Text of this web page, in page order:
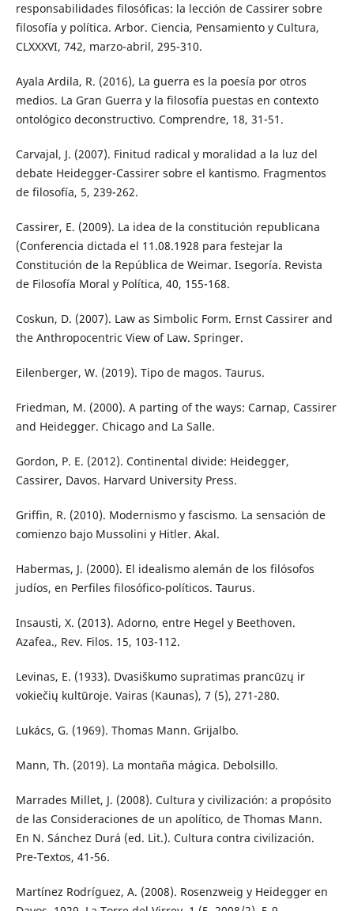
responsabilidades filosóficas: la lección de Cassirer sobre
filosofía y política. Arbor. Ciencia, Pensamiento y Cultura,
CLXXXVI, 742, marzo-abril, 295-310.
Ayala Ardila, R. (2016), La guerra es la poesía por otros
medios. La Gran Guerra y la filosofía puestas en contexto
ontológico deconstructivo. Comprendre, 18, 31-51.
Carvajal, J. (2007). Finitud radical y moralidad a la luz del
debate Heidegger-Cassirer sobre el kantismo. Fragmentos
de filosofía, 5, 239-262.
Cassirer, E. (2009). La idea de la constitución republicana
(Conferencia dictada el 11.08.1928 para festejar la
Constitución de la República de Weimar. Isegoría. Revista
de Filosofía Moral y Política, 40, 155-168.
Coskun, D. (2007). Law as Simbolic Form. Ernst Cassirer and
the Anthropocentric View of Law. Springer.
Eilenberger, W. (2019). Tipo de magos. Taurus.
Friedman, M. (2000). A parting of the ways: Carnap, Cassirer
and Heidegger. Chicago and La Salle.
Gordon, P. E. (2012). Continental divide: Heidegger,
Cassirer, Davos. Harvard University Press.
Griffin, R. (2010). Modernismo y fascismo. La sensación de
comienzo bajo Mussolini y Hitler. Akal.
Habermas, J. (2000). El idealismo alemán de los filósofos
judíos, en Perfiles filosófico-políticos. Taurus.
Insausti, X. (2013). Adorno, entre Hegel y Beethoven.
Azafea., Rev. Filos. 15, 103-112.
Levinas, E. (1933). Dvasiškumo supratimas prancūzų ir
vokiečių kultūroje. Vairas (Kaunas), 7 (5), 271-280.
Lukács, G. (1969). Thomas Mann. Grijalbo.
Mann, Th. (2019). La montaña mágica. Debolsillo.
Marrades Millet, J. (2008). Cultura y civilización: a propósito
de las Consideraciones de un apolítico, de Thomas Mann.
En N. Sánchez Durá (ed. Lit.). Cultura contra civilización.
Pre-Textos, 41-56.
Martínez Rodríguez, A. (2008). Rosenzweig y Heidegger en